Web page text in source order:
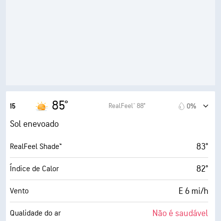
Visibilidade 7 milhas
Teto de nuvens
15 85° RealFeel® 88° 0%
Sol enevoado
RealFeel Shade™ 83°
Índice de Calor 82°
Vento E 6 mi/h
Qualidade do ar Não é saudável